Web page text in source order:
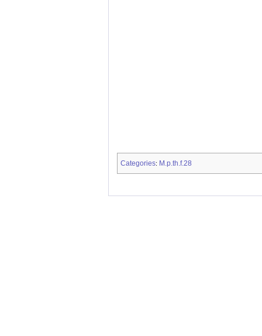
Categories: M.p.th.f.28